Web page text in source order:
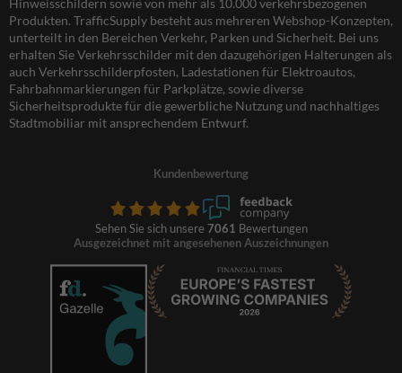
Hinweisschildern sowie von mehr als 10.000 verkehrsbezogenen
Produkten. TrafficSupply besteht aus mehreren Webshop-Konzepten,
unterteilt in den Bereichen Verkehr, Parken und Sicherheit. Bei uns
erhalten Sie Verkehrsschilder mit den dazugehörigen Halterungen als
auch Verkehrsschilderpfosten, Ladestationen für Elektroautos,
Fahrbahnmarkierungen für Parkplätze, sowie diverse
Sicherheitsprodukte für die gewerbliche Nutzung und nachhaltiges
Stadtmobiliar mit ansprechendem Entwurf.
Kundenbewertung
Sehen Sie sich unsere 7061 Bewertungen
Ausgezeichnet mit angesehenen Auszeichnungen